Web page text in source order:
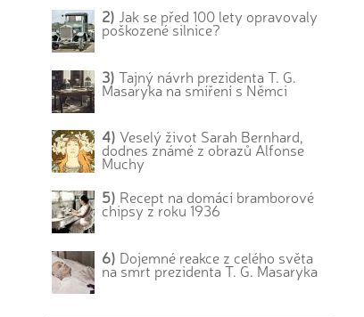
2) Jak se před 100 lety opravovaly
poškozené silnice?
3) Tajný návrh prezidenta T. G.
Masaryka na smíření s Němci
4) Veselý život Sarah Bernhard,
dodnes známé z obrazů Alfonse
Muchy
5) Recept na domácí bramborové
chipsy z roku 1936
6) Dojemné reakce z celého světa
na smrt prezidenta T. G. Masaryka